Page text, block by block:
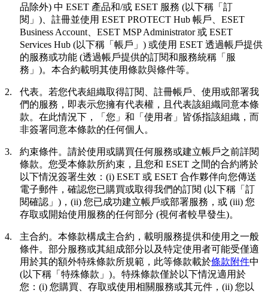
品除外) 中 ESET 產品和/或 ESET 服務 (以下稱「 訂
閱 」)、註冊並使用 ESET PROTECT Hub 帳戶、ESET
Business Account、ESET MSP Administrator 或 ESET
Services Hub (以下稱「 帳戶 」) 或使用 ESET 透過帳戶提供
的服務或功能 (透過帳戶提供的訂閱和服務統稱「 服
務 」)。本合約載明其使用條款與條件等。
2. 代表。 若您代表組織取得訂閱、註冊帳戶、使用或部署我
們的服務，即表示您擁有代表權，且代表該組織同意本條
款。在此情況下，「您」和「使用者」皆係指該組織，而
非簽署同意本條款的任何個人。
3. 約束條件。 請於使用或購買任何服務或建立帳戶之前詳閱
條款。您受本條款所約束，且您和 ESET 之間的合約將於
以下情況簽署生效：(i) ESET 或 ESET 合作夥伴向您傳送
電子郵件，確認您已購買或取得我們的訂閱 (以下稱「 訂
閱確認 」)，(ii) 您已成功建立帳戶或部署服務，或 (iii) 您
存取或開始使用服務的任何部分 (視何者較早發生)。
4. 主合約。 本條款構成主合約，載明服務提供和使用之一般
條件。部分服務或其組成部分以及特定使用者可能受僅適
用於其的額外特殊條款所規範，此等條款載於條款附件中
(以下稱「 特殊條款 」)。特殊條款僅於以下情況適用於
您：(i) 您購買、存取或使用相關服務或其元件，(ii) 您以